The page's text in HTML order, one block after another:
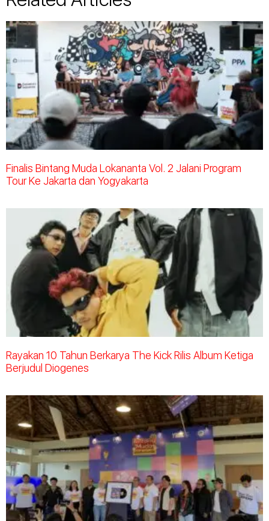
Finalis Bintang Muda Lokananta Vol. 2 Jalani Program
Tour Ke Jakarta dan Yogyakarta
Rayakan 10 Tahun Berkarya The Kick Rilis Album Ketiga
Berjudul Diogenes